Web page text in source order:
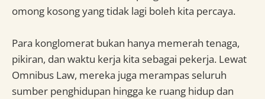
omong kosong yang tidak lagi boleh kita percaya.
Para konglomerat bukan hanya memerah tenaga,
pikiran, dan waktu kerja kita sebagai pekerja. Lewat
Omnibus Law, mereka juga merampas seluruh
sumber penghidupan hingga ke ruang hidup dan